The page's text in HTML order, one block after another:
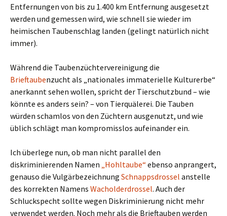
Entfernungen von bis zu 1.400 km Entfernung ausgesetzt
werden und gemessen wird, wie schnell sie wieder im
heimischen Taubenschlag landen (gelingt natürlich nicht
immer).
Während die Taubenzüchtervereinigung die
Brieftaubenzucht als „nationales immaterielle Kulturerbe“
anerkannt sehen wollen, spricht der Tierschutzbund – wie
könnte es anders sein? – von Tierquälerei. Die Tauben
würden schamlos von den Züchtern ausgenutzt, und wie
üblich schlägt man kompromisslos aufeinander ein.
Ich überlege nun, ob man nicht parallel den
diskriminierenden Namen „Hohltaube“ ebenso anprangert,
genauso die Vulgärbezeichnung Schnappsdrossel anstelle
des korrekten Namens Wacholderdrossel. Auch der
Schluckspecht sollte wegen Diskriminierung nicht mehr
verwendet werden. Noch mehr als die Brieftauben werden